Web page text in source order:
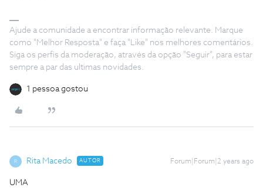
Ajude a comunidade a encontrar informação relevante. Marque
como "Melhor Resposta" e faça "Like" nos melhores comentários.
Siga os perfis da moderação, através da opção "Seguir", para estar
sempre a par das ultimas novidades.
1 pessoa gostou
R Rita Macedo AUTOR Forum|Forum|2 years ago
UMA